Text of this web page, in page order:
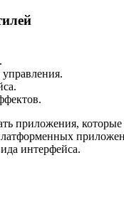
приложения,
интерфейса.